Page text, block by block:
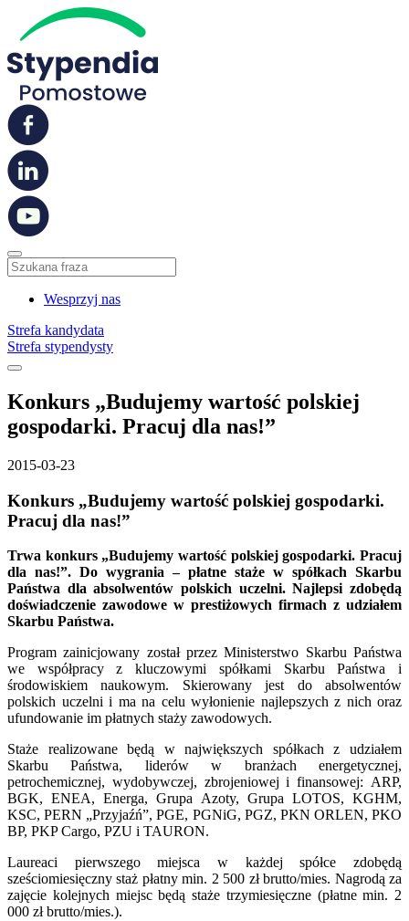
Wesprzyj nas
Strefa kandydata
Strefa stypendysty
Konkurs „Budujemy wartość polskiej
gospodarki. Pracuj dla nas!”
2015-03-23
Konkurs „Budujemy wartość polskiej gospodarki.
Pracuj dla nas!”
Trwa konkurs „Budujemy wartość polskiej gospodarki. Pracuj
dla nas!”. Do wygrania – płatne staże w spółkach Skarbu
Państwa dla absolwentów polskich uczelni. Najlepsi zdobędą
doświadczenie zawodowe w prestiżowych firmach z udziałem
Skarbu Państwa.
Program zainicjowany został przez Ministerstwo Skarbu Państwa
we współpracy z kluczowymi spółkami Skarbu Państwa i
środowiskiem naukowym. Skierowany jest do absolwentów
polskich uczelni i ma na celu wyłonienie najlepszych z nich oraz
ufundowanie im płatnych staży zawodowych.
Staże realizowane będą w największych spółkach z udziałem
Skarbu Państwa, liderów w branżach energetycznej,
petrochemicznej, wydobywczej, zbrojeniowej i finansowej: ARP,
BGK, ENEA, Energa, Grupa Azoty, Grupa LOTOS, KGHM,
KSC, PERN „Przyjaźń”, PGE, PGNiG, PGZ, PKN ORLEN, PKO
BP, PKP Cargo, PZU i TAURON.
Laureaci pierwszego miejsca w każdej spółce zdobędą
sześciomiesięczny staż płatny min. 2 500 zł brutto/mies. Nagrodą za
zajęcie kolejnych miejsc będą staże trzymiesięczne (płatne min. 2
000 zł brutto/mies.).